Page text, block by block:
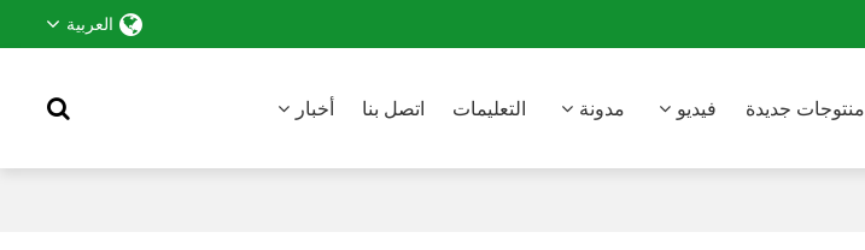
العربية
منتوجات جديدة فيديو مدونة التعليمات اتصل بنا أخبار